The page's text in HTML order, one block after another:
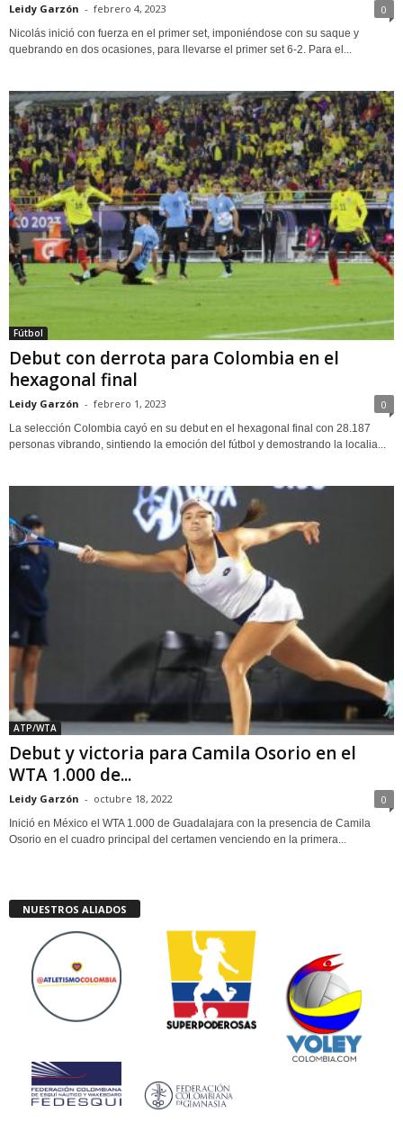
Leidy Garzón - febrero 4, 2023 0
Nicolás inició con fuerza en el primer set, imponiéndose con su saque y
quebrando en dos ocasiones, para llevarse el primer set 6-2. Para el...
Fútbol
Debut con derrota para Colombia en el
hexagonal final
Leidy Garzón - febrero 1, 2023 0
La selección Colombia cayó en su debut en el hexagonal final con 28.187
personas vibrando, sintiendo la emoción del fútbol y demostrando la localia...
ATP/WTA
Debut y victoria para Camila Osorio en el
WTA 1.000 de...
Leidy Garzón - octubre 18, 2022 0
Inició en México el WTA 1.000 de Guadalajara con la presencia de Camila
Osorio en el cuadro principal del certamen venciendo en la primera...
NUESTROS ALIADOS